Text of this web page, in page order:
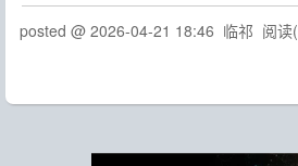
posted @ 2026-04-21 18:46 临祁 阅读(